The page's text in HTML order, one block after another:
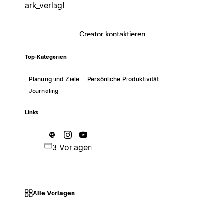
ark_verlag!
Creator kontaktieren
Top-Kategorien
Planung und Ziele
Persönliche Produktivität
Journaling
Links
3 Vorlagen
Alle Vorlagen